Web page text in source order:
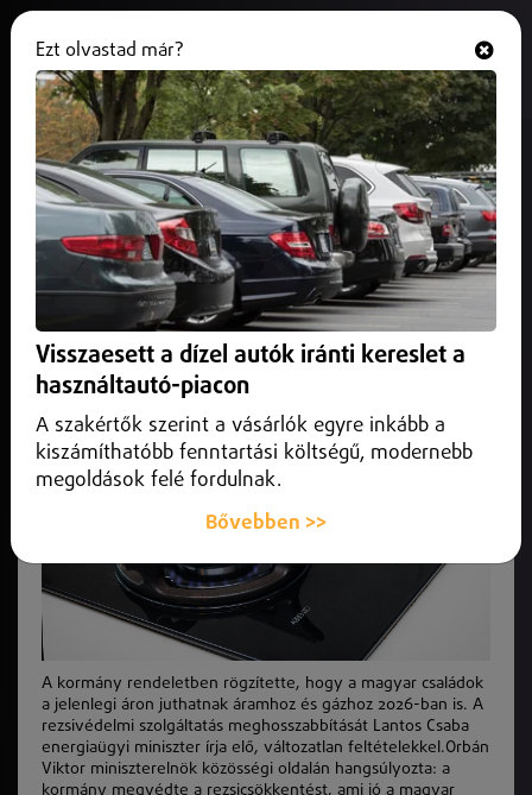
Megmarad a rezsicsökkentés
2026-ban is
2025. november 12.Belföld
A kormány rendeletben rögzítette, hogy a magyar családok
A kormány rendeletben rögzítette, hogy a magyar családok
a jelenlegi áron juthatnak áramhoz és gázhoz 2026-ban is. A
rezsivédelmi szolgáltatás meghosszabbítását Lantos Csaba
energiaügyi miniszter írja elő, változatlan feltételekkel.Orbán
Viktor miniszterelnök közösségi oldalán hangsúlyozta: a
kormány megvédte a rezsicsökkentést, ami jó a magyar
Ezt olvastad már?
Visszaesett a dízel autók iránti kereslet a
használtautó-piacon
A szakértők szerint a vásárlók egyre inkább a
kiszámíthatóbb fenntartási költségű, modernebb
megoldások felé fordulnak.
Bővebben >>